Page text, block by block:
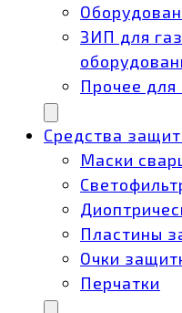
ЗИП для
Прочее для
Средства
Маски
Пластины
Очки
Перчатки